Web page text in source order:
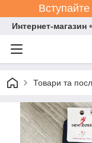
Интернет-магазин
Товари та